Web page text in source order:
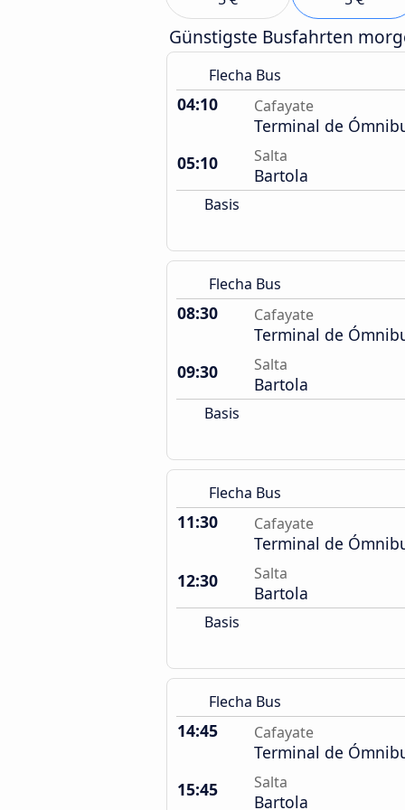
Günstigste Busfahrten
Flecha Bus
04:10 Cafayate
Terminal de
05:10
Salta
Bartola
Basis
Flecha Bus
08:30 Cafayate
Terminal de
09:30
Salta
Bartola
Basis
Flecha Bus
11:30 Cafayate
Terminal de
12:30
Salta
Bartola
Basis
Flecha Bus
14:45 Cafayate
Terminal de
15:45
Salta
Bartola